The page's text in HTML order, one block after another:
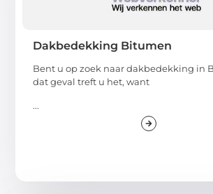
Dakbedekking Bitumen
Bent u op zoek naar dakbedekking in
dat geval treft u het, want
...